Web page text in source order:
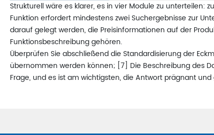
Strukturell wäre es klarer, es in vier Module zu unterteilen:
Funktion erfordert mindestens zwei Suchergebnisse zur
darauf gelegt werden, die Preisinformationen auf der
Funktionsbeschreibung gehören.
Überprüfen Sie abschließend die Standardisierung der
übernommen werden können; [7] Die Beschreibung des
Frage, und es ist am wichtigsten, die Antwort prägnant